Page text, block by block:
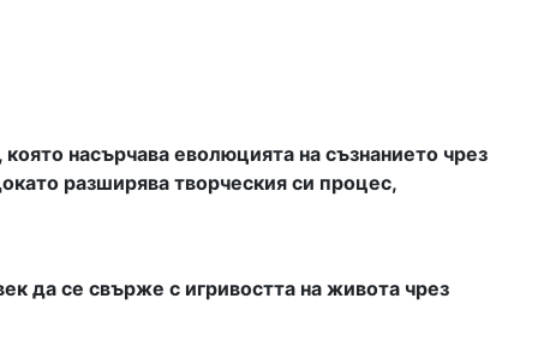
насърчава еволюцията на съзнанието чрез
разширява творческия си процес,
да се свърже с игривостта на живота чрез